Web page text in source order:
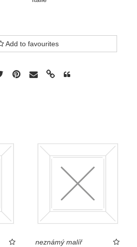
Add to favourites
neznámý malíř